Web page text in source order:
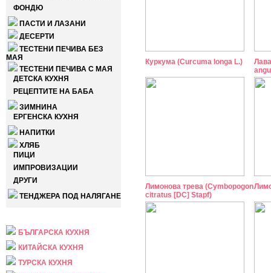
ФОНДЮ
ПАСТИ И ЛАЗАНИ
ДЕСЕРТИ
ТЕСТЕНИ ПЕЧИВА БЕЗ
МАЯ
ТЕСТЕНИ ПЕЧИВА С МАЯ
ДЕТСКА КУХНЯ
РЕЦЕПТИТЕ НА БАБА
ЗИМНИНА
ЕРГЕНСКА КУХНЯ
НАПИТКИ
ХЛЯБ
ПИЦИ
ИМПРОВИЗАЦИИ
ДРУГИ
ТЕНДЖЕРА ПОД НАЛЯГАНЕ
БЪЛГАРСКА КУХНЯ
КИТАЙСКА КУХНЯ
ТУРСКА КУХНЯ
Куркума (Curcuma longa L.)
Лимонова трева (Cymbopogon
citratus [DC] Stapf)